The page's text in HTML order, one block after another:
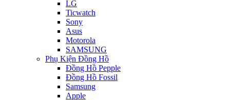
LG
Ticwatch
Sony
Asus
Motorola
SAMSUNG
Phụ Kiện Đồng Hồ
Đồng Hồ Pepple
Đồng Hồ Fossil
Samsung
Apple